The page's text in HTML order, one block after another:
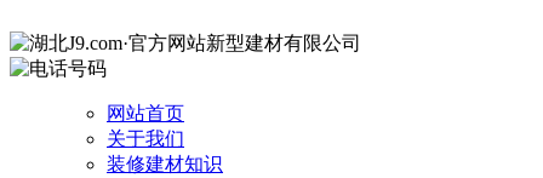
网站首页
关于我们
装修建材知识